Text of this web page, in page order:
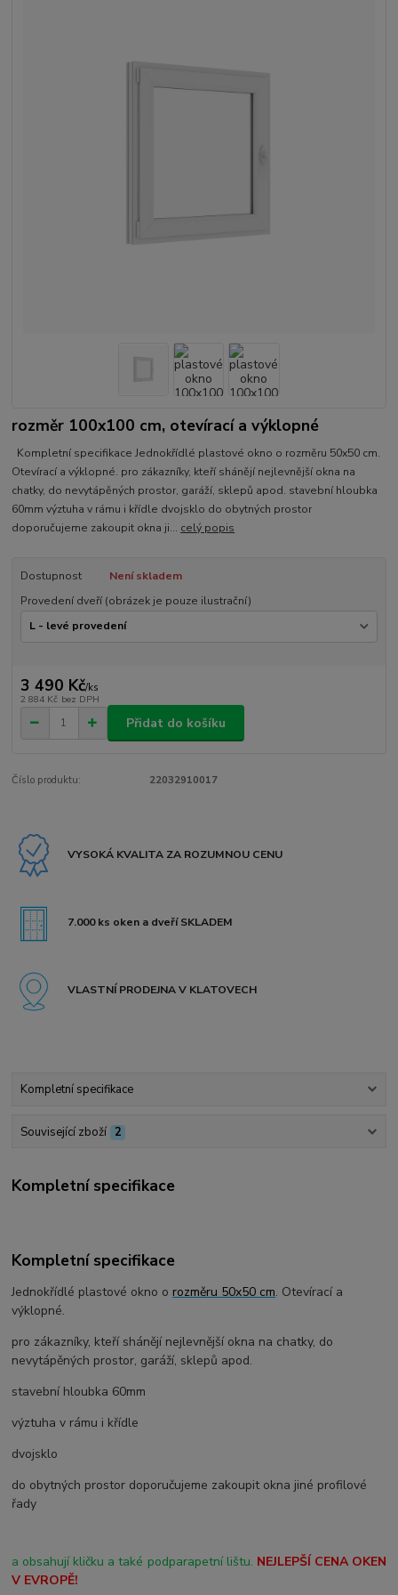
rozměr 100x100 cm, otevírací a výklopné
Kompletní specifikace Jednokřídlé plastové okno o rozměru 50x50 cm.
Otevírací a výklopné. pro zákazníky, kteří shánějí nejlevnější okna na
chatky, do nevytápěných prostor, garáží, sklepů apod. stavební hloubka
60mm výztuha v rámu i křídle dvojsklo do obytných prostor
doporučujeme zakoupit okna ji... celý popis
Dostupnost
Není skladem
Provedení dveří (obrázek je pouze ilustrační)
3 490 Kč/ks
2 884 Kč bez DPH
Přidat do košíku
Číslo produktu: 22032910017
VYSOKÁ KVALITA ZA ROZUMNOU CENU
7.000 ks oken a dveří SKLADEM
VLASTNÍ PRODEJNA V KLATOVECH
Kompletní specifikace
Související zboží 2
Kompletní specifikace
Kompletní specifikace
Jednokřídlé plastové okno o rozměru 50x50 cm. Otevírací a
výklopné.
pro zákazníky, kteří shánějí nejlevnější okna na chatky, do
nevytápěných prostor, garáží, sklepů apod.
stavební hloubka 60mm
výztuha v rámu i křídle
dvojsklo
do obytných prostor doporučujeme zakoupit okna jiné profilové
řady
a obsahují kličku a také podparapetní lištu. NEJLEPŠÍ CENA OKEN
V EVROPĚ!